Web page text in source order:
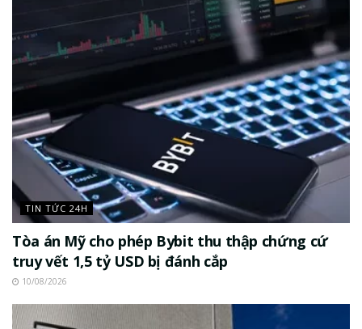
TIN TỨC 24H
Tòa án Mỹ cho phép Bybit thu thập chứng cứ
truy vết 1,5 tỷ USD bị đánh cắp
10/08/2026